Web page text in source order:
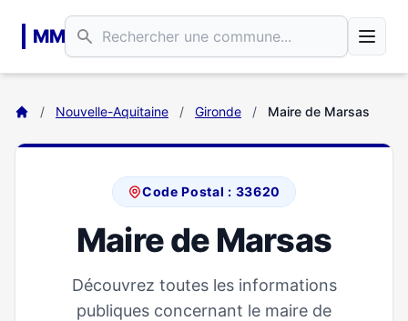
MM
/ Nouvelle-Aquitaine / Gironde / Maire de Marsas
Code Postal : 33620
Maire de Marsas
Découvrez toutes les informations
publiques concernant le maire de